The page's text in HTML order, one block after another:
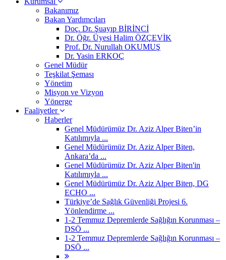
Bakanımız
Bakan Yardımcıları
Doç. Dr. Şuayıp BİRİNCİ
Dr. Öğr. Üyesi Halim ÖZÇEVİK
Prof. Dr. Nurullah OKUMUŞ
Dr. Yasin ERKOÇ
Genel Müdür
Teşkilat Şeması
Yönetim
Misyon ve Vizyon
Yönerge
Faaliyetler
Haberler
Genel Müdürümüz Dr. Aziz Alper Biten’in
Katılımıyla ...
Genel Müdürümüz Dr. Aziz Alper Biten,
Ankara’da ...
Genel Müdürümüz Dr. Aziz Alper Biten'in
Katılımıyla ...
Genel Müdürümüz Dr. Aziz Alper Biten, DG
ECHO ...
Türkiye’de Sağlık Güvenliği Projesi 6.
Yönlendirme ...
1-2 Temmuz Depremlerde Sağlığın Korunması –
DSÖ ...
1-2 Temmuz Depremlerde Sağlığın Korunması –
DSÖ ...